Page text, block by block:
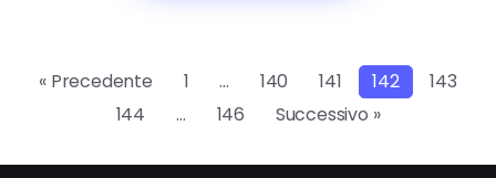
« Precedente 1 … 140 141 142
143
144
… 146 Successivo »